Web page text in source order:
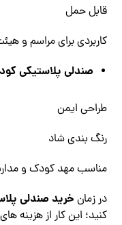
قابل حمل
کاربردی برای مراسم و
صندلی پلاستیکی
طراحی ایمن
رنگ ‌بندی شاد
مناسب مهد کودک و
در زمان خرید صندلی
کنید؛ این کار از هزینه‌